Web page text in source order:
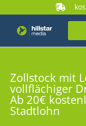
Zollstock mit
vollflächiger
Ab 20€
Stadtlohn